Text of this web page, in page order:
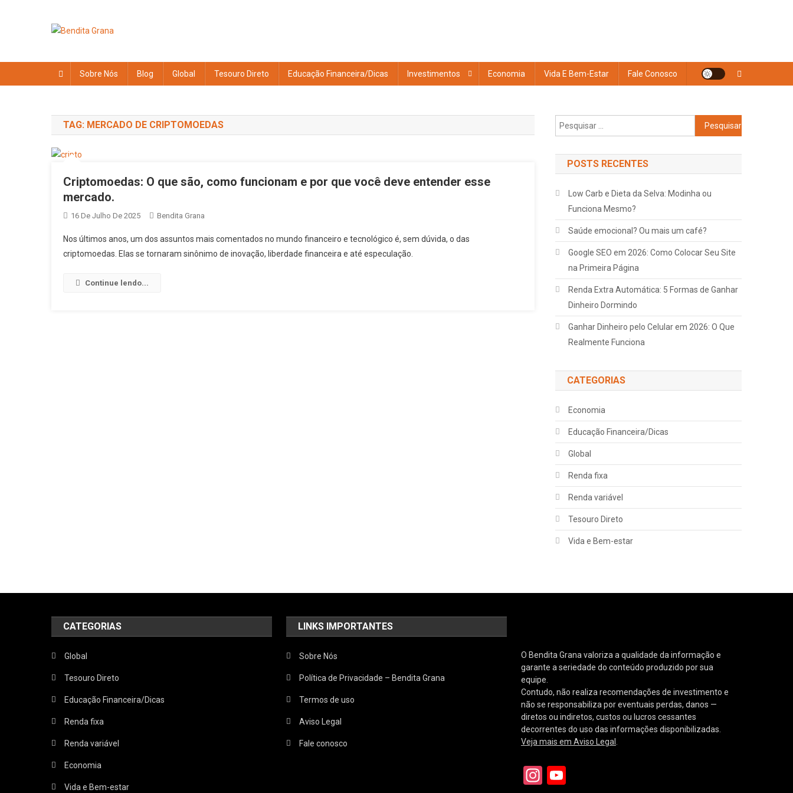
Sobre Nós Blog Global Tesouro Direto Educação Financeira/Dicas Investimentos Economia Vida E Bem-Estar Fale Conosco
TAG: MERCADO DE CRIPTOMOEDAS
Criptomoedas: O que são, como funcionam e por que você deve entender esse
mercado.
16 De Julho De 2025 Bendita Grana
Nos últimos anos, um dos assuntos mais comentados no mundo financeiro e tecnológico é, sem dúvida, o das
criptomoedas. Elas se tornaram sinônimo de inovação, liberdade financeira e até especulação.
Continue lendo...
Pesquisar
por:
POSTS RECENTES
Low Carb e Dieta da Selva: Modinha ou
Funciona Mesmo?
Saúde emocional? Ou mais um café?
GoogleSEO em 2026: Como Colocar Seu Site
na Primeira Página
Renda Extra Automática: 5 Formas de Ganhar
Dinheiro Dormindo
Ganhar Dinheiro pelo Celular em 2026: O Que
Realmente Funciona
CATEGORIAS
Economia
Educação Financeira/Dicas
Global
Renda fixa
Renda variável
Tesouro Direto
Vida e Bem-estar
CATEGORIAS
Global
Tesouro Direto
Educação Financeira/Dicas
Renda fixa
Renda variável
Economia
Vida e Bem-estar
LINKS IMPORTANTES
Sobre Nós
Política de Privacidade – Bendita Grana
Termos de uso
Aviso Legal
Fale conosco
O Bendita Grana valoriza a qualidade da informação e
garante a seriedade do conteúdo produzido por sua
equipe.
Contudo, não realiza recomendações de investimento e
não se responsabiliza por eventuais perdas, danos —
diretos ou indiretos, custos ou lucros cessantes
decorrentes do uso das informações disponibilizadas.
Veja mais em Aviso Legal
Instagram
YouTube